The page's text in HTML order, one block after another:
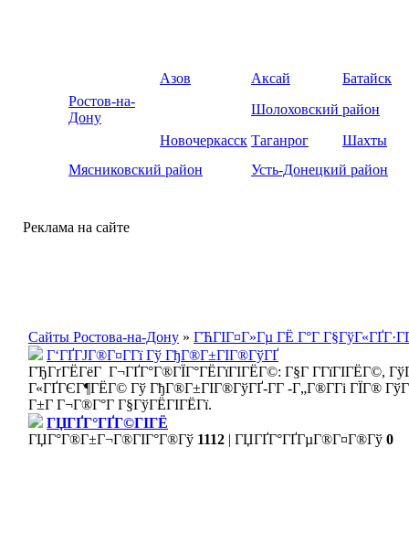
Азов Аксай
Батайск
Ростов-на-
Дону
Шолоховский район
Новочеркасск Таганрог
Шахты
Мясниковский район
Усть-Донецкий район
Реклама на сайте
Сайты Ростова-на-Дону » ГЋГІГ¤Г»Гµ ГЁ Г°Г
Г‘ГҐГЈГ®Г¤Г­Гї Гў ГђГ®Г±ГІГ®ГўГҐ
ГЂГґГЁГёГ Г¬ГҐГ°Г®ГЇГ°ГЁГїГІГЁГ©: Г§Г Г­ГїГІГЁГ©,
Г«ГҐГЄГ¶ГЁГ© Гў ГђГ®Г±ГІГ®ГўГҐ-Г­Г -Г„Г®Г­Гі ГЇГ®
Г±Г Г¬Г®Г°Г Г§ГўГЁГІГЁГї.
ГЏГҐГ°ГҐГ©ГІГЁ
ГЏГ°Г®Г±Г¬Г®ГІГ°Г®Гў 1112 | ГЏГҐГ°ГҐГµГ®Г¤Г®Гў 0